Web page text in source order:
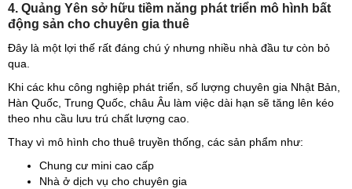
4. Quảng Yên sở hữu tiềm năng phát triển mô hình bất
động sản cho chuyên gia thuê
Đây là một lợi thế rất đáng chú ý nhưng nhiều nhà đầu tư còn bỏ
qua.
Khi các khu công nghiệp phát triển, số lượng chuyên gia Nhật Bản,
Hàn Quốc, Trung Quốc, châu Âu làm việc dài hạn sẽ tăng lên kéo
theo nhu cầu lưu trú chất lượng cao.
Thay vì mô hình cho thuê truyền thống, các sản phẩm như:
Chung cư mini cao cấp
Nhà ở dịch vụ cho chuyên gia